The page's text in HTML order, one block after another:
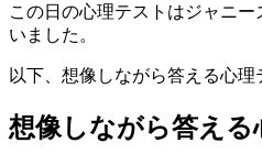
この日の心理テストはジャニ
いました。
以下、想像しながら答える心理
想像しながら答える